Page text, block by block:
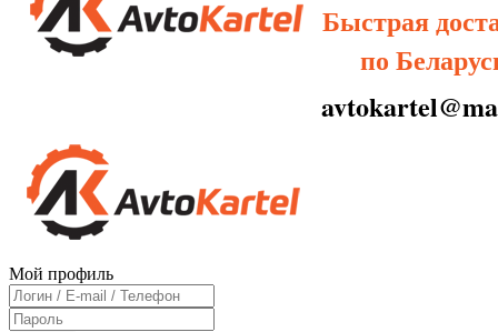
Быстрая
по
Мой профиль